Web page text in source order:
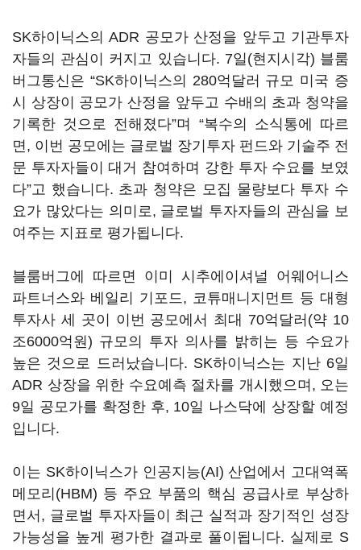
SK하이닉스의 ADR 공모가 산정을 앞두고 기관투자
자들의 관심이 커지고 있습니다. 7일(현지시각) 블룸
버그통신은 “SK하이닉스의 280억달러 규모 미국 증
시 상장이 공모가 산정을 앞두고 수배의 초과 청약을
기록한 것으로 전해졌다”며 “복수의 소식통에 따르
면, 이번 공모에는 글로벌 장기투자 펀드와 기술주 전
문 투자자들이 대거 참여하며 강한 투자 수요를 보였
다”고 했습니다. 초과 청약은 모집 물량보다 투자 수
요가 많았다는 의미로, 글로벌 투자자들의 관심을 보
여주는 지표로 평가됩니다.
블룸버그에 따르면 이미 시추에이셔널 어웨어니스
파트너스와 베일리 기포드, 코튜매니지먼트 등 대형
투자사 세 곳이 이번 공모에서 최대 70억달러(약 10
조6000억원) 규모의 투자 의사를 밝히는 등 수요가
높은 것으로 드러났습니다. SK하이닉스는 지난 6일
ADR 상장을 위한 수요예측 절차를 개시했으며, 오는
9일 공모가를 확정한 후, 10일 나스닥에 상장할 예정
입니다.
이는 SK하이닉스가 인공지능(AI) 산업에서 고대역폭
메모리(HBM) 등 주요 부품의 핵심 공급사로 부상하
면서, 글로벌 투자자들이 최근 실적과 장기적인 성장
가능성을 높게 평가한 결과로 풀이됩니다. 실제로 S